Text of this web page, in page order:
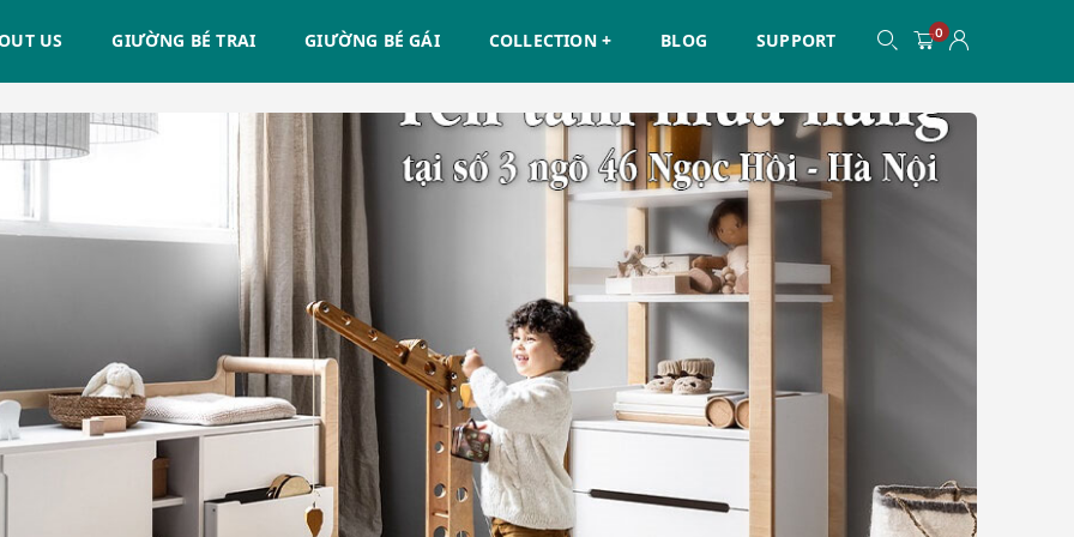
US GIƯỜNG BÉ TRAI GIƯỜNG BÉ GÁI COLLECTION + BLOG SUPPORT 0